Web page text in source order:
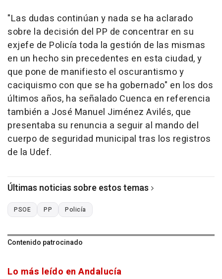
"Las dudas continúan y nada se ha aclarado
sobre la decisión del PP de concentrar en su
exjefe de Policía toda la gestión de las mismas
en un hecho sin precedentes en esta ciudad, y
que pone de manifiesto el oscurantismo y
caciquismo con que se ha gobernado" en los dos
últimos años, ha señalado Cuenca en referencia
también a José Manuel Jiménez Avilés, que
presentaba su renuncia a seguir al mando del
cuerpo de seguridad municipal tras los registros
de la Udef.
Últimas noticias sobre estos temas
PSOE PP Policía
Contenido patrocinado
Lo más leído en Andalucía